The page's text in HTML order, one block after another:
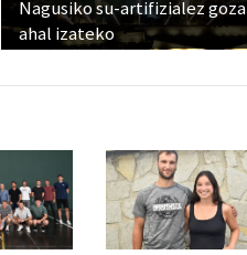
Nagusiko su-artifizialez
ahal izateko